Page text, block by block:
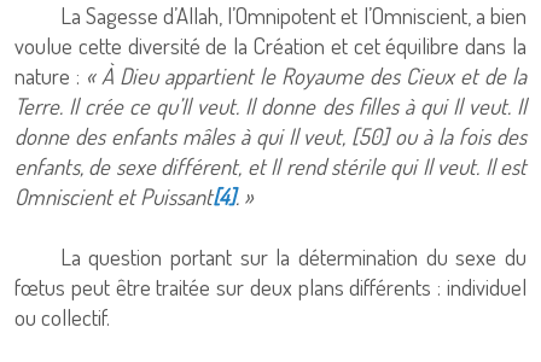
La Sagesse d’Allah, l’Omnipotent et l’Omniscient, a bien
voulue cette diversité de la Création et cet équilibre dans la
nature : « À Dieu appartient le Royaume des Cieux et de la
Terre. Il crée ce qu’Il veut. Il donne des filles à qui Il veut. Il
donne des enfants mâles à qui Il veut, [50] ou à la fois des
enfants, de sexe différent, et Il rend stérile qui Il veut. Il est
Omniscient et Puissant[4]. »
La question portant sur la détermination du sexe du
fœtus peut être traitée sur deux plans différents : individuel
ou collectif.